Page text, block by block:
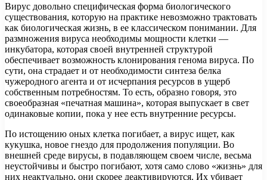
Вирус довольно специфическая форма биологического
существования, которую на практике невозможно трактовать
как биологическая жизнь, в ее классическом понимании. Для
размножения вируса необходимы мощности клетки —
инкубатора, которая своей внутренней структурой
обеспечивает возможность клонирования генома вируса. По
сути, она страдает и от необходимости синтеза белка
чужеродного агента и от исчерпания ресурсов в ущерб
собственным потребностям. То есть, образно говоря, это
своеобразная «печатная машина», которая выпускает в свет
одинаковые копии, пока у нее есть внутренние ресурсы.
По истощению оных клетка погибает, а вирус ищет, как
кукушка, новое гнездо для продолжения популяции. Во
внешней среде вирусы, в подавляющем своем числе, весьма
неустойчивы и быстро погибают, хотя само слово «жизнь» для
них неактуально, они скорее деактивируются. Их убивает